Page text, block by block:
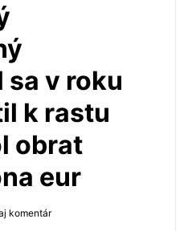
sa v roku
k rastu
obrat
eur
komentár